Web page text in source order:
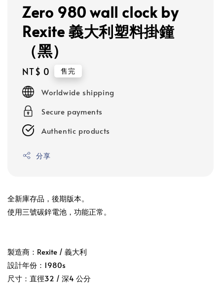
Zero 980 wall clock by
Rexite 義大利塑料掛鐘
（黑）
Regular
price
NT$ 0 售完
Worldwide shipping
Secure payments
Authentic products
分享
全新庫存品，後期版本。
使用三號碳鋅電池，功能正常。
製造商：Rexite / 義大利
設計年份：1980s
尺寸：直徑32 / 深4 公分